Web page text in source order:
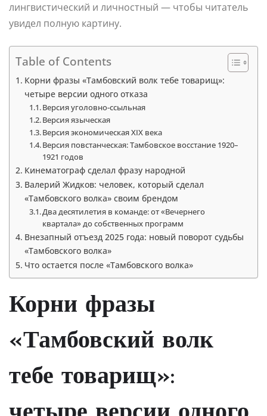
лингвистический и личностный — чтобы читатель
увидел полную картину.
Table of Contents
Корни фразы «Тамбовский волк тебе товарищ»:
четыре версии одного отказа
Версия уголовно-ссыльная
Версия языческая
Версия экономическая XIX века
Версия повстанческая: Тамбовское восстание 1920–
1921 годов
Кинематограф сделал фразу народной
Валерий Жидков: человек, который сделал
«Тамбовского волка» своим брендом
Два десятилетия в команде: от «Вечернего
квартала» до собственных программ
Внезапный отъезд 2025 года: новый поворот судьбы
«Тамбовского волка»
Что остается после «Тамбовского волка»
Корни фразы
«Тамбовский волк
тебе товарищ»: